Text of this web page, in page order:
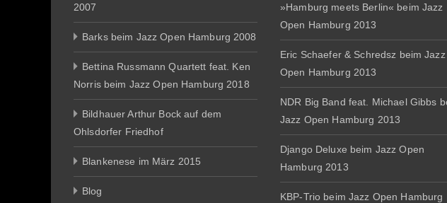
2007
Barks beim Jazz Open Hamburg 2008
Bettina Russmann Quartett feat. Ken
Norris beim Jazz Open Hamburg 2018
Bildhauer Arthur Bock auf dem
Ohlsdorfer Friedhof
Blankenese im März 2015
Blog
»Hamburg meets Berlin« beim Jazz
Open Hamburg 2013
Eric Schaefer & Schredsz beim Jazz
Open Hamburg 2013
NDR Big Band feat. Michael Gibbs
Jazz Open Hamburg 2013
Django Deluxe beim Jazz Open
Hamburg 2013
KBP-Trio beim Jazz Open Hamburg